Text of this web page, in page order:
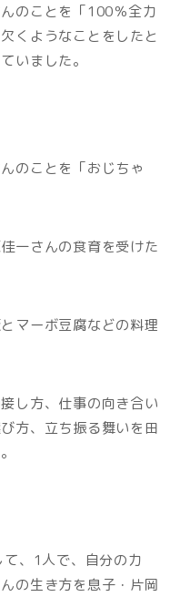
のことを「100％全力
くようなことをしたと
いました。
のことを「おじちゃ
一さんの食育を受けた
マーボ豆腐などの料理
し方、仕事の向き合い
方、立ち振る舞いを田
、1人で、自分の力
の生き方を息子・片岡